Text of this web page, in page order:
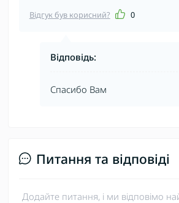
Відгук був корисний? 0
Відповідь:
Спасибо Вам
Питання та відповіді
Додайте питання, і ми відповімо